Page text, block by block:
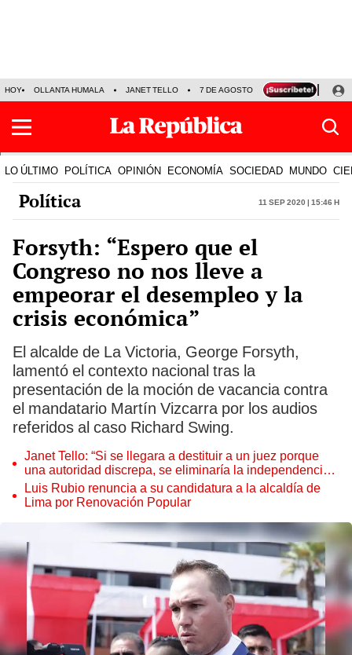
HOY OLLANTA HUMALA JANET TELLO 7 DE AGOSTO TINKA RESULTADOS
LO ÚLTIMO POLÍTICA OPINIÓN ECONOMÍA SOCIEDAD MUNDO
Política 11 Sep 2020 | 15:46 h
Forsyth: “Espero que el
Congreso no nos lleve a
empeorar el desempleo y la
crisis económica”
El alcalde de La Victoria, George Forsyth,
lamentó el contexto nacional tras la
presentación de la moción de vacancia contra
el mandatario Martín Vizcarra por los audios
referidos al caso Richard Swing.
Janet Tello: “Si se llegara a destituir a un juez porque
una autoridad discrepa, se eliminaría la independencia
judicial”
Luis Rubio renuncia a su candidatura a la alcaldía de
Lima por Renovación Popular